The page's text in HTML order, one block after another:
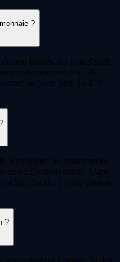
?
limités, les portefeuilles
de nombreux actifs.
de gérer plus de 400
Privilégiez les plateformes
de vérification stricts. L'app
l'accès à votre compte
?